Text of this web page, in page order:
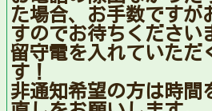
た場合、お手数ですが
すのでお待ちください
留守電を入れていただ
す！
非通知希望の方は時間